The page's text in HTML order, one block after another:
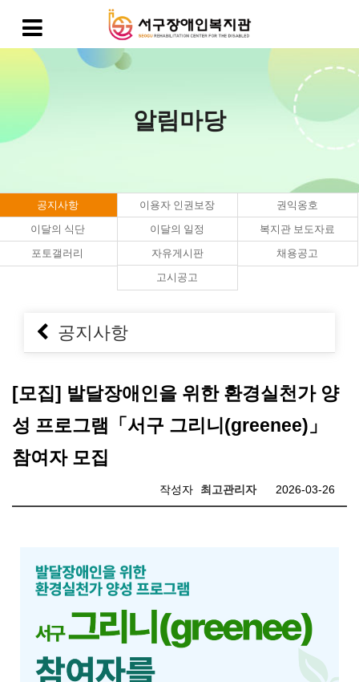
알림마당
공지사항 이용자 인권보장
권익옹호
이달의 식단
이달의 일정
복지관 보도자료
포토갤러리
자유게시판
채용공고
고시공고
공지사항
[모집] 발달장애인을 위한 환경실천가 양
성 프로그램「서구 그리니(greenee)」
참여자 모집
작성자 최고관리자 2026-03-26